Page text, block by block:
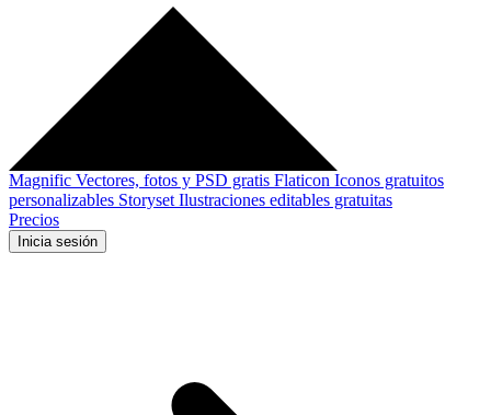
Magnific Vectores, fotos y PSD gratis Flaticon Iconos gratuitos
personalizables Storyset Ilustraciones editables gratuitas
Precios
Inicia sesión